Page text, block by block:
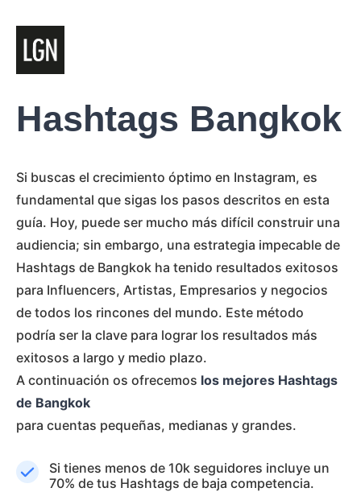
Hashtags Bangkok
Si buscas el crecimiento óptimo en Instagram, es
fundamental que sigas los pasos descritos en esta
guía. Hoy, puede ser mucho más difícil construir una
audiencia; sin embargo, una estrategia impecable de
Hashtags de Bangkok ha tenido resultados exitosos
para Influencers, Artistas, Empresarios y negocios
de todos los rincones del mundo. Este método
podría ser la clave para lograr los resultados más
exitosos a largo y medio plazo.
A continuación os ofrecemos los mejores Hashtags
de Bangkok
para cuentas pequeñas, medianas y grandes.
Si tienes menos de 10k seguidores incluye un
70% de tus Hashtags de baja competencia.